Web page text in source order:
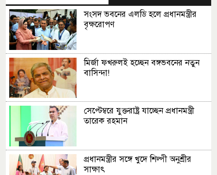
সংসদ ভবনের এলডি হলে প্রধানমন্ত্রীর
বৃক্ষরোপণ
মির্জা ফখরুলই হচ্ছেন বঙ্গভবনের নতুন
বাসিন্দা!
সেপ্টেম্বরে যুক্তরাষ্ট্র যাচ্ছেন প্রধানমন্ত্রী
তারেক রহমান
প্রধানমন্ত্রীর সঙ্গে খুদে শিল্পী অনুশ্রীর
সাক্ষাৎ